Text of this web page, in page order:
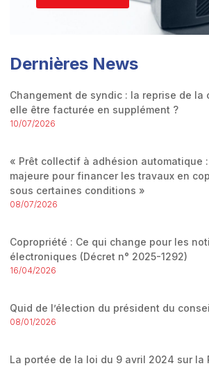
Dernières News
Changement de syndic : la reprise de
elle être facturée en supplément ?
10/07/2026
« Prêt collectif à adhésion automatique
majeure pour financer les travaux en
sous certaines conditions »
08/07/2026
Copropriété : Ce qui change pour les
électroniques (Décret n° 2025-1292)
16/04/2026
Quid de l’élection du président du
08/01/2026
La portée de la loi du 9 avril 2024 sur la